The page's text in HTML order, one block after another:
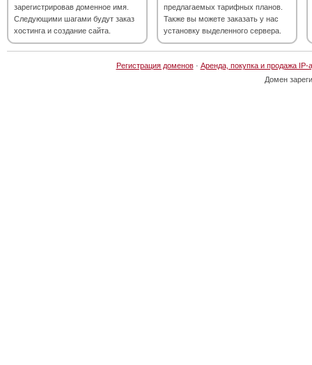
зарегистрировав доменное имя.
Следующими шагами будут заказ
хостинга и создание сайта.
предлагаемых тарифных планов.
Также вы можете заказать у нас
установку выделенного сервера.
Регистрация доменов· Аренда, покупка и продажа IP-
Домен